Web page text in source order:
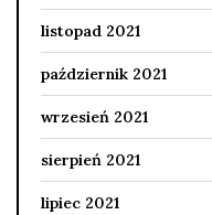
listopad 2021
październik 2021
wrzesień 2021
sierpień 2021
lipiec 2021